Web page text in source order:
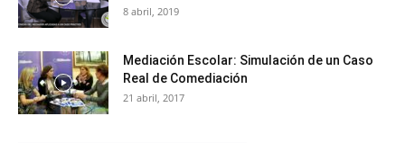
8 abril, 2019
Mediación Escolar: Simulación de un Caso
Real de Comediación
21 abril, 2017